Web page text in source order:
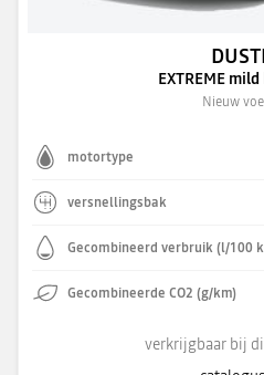
EXTREME
Nieuw
motortype
versnellingsbak
Gecombineerd verbruik (l/100
Gecombineerde CO2 (g/km)
verkrijgbaar bij